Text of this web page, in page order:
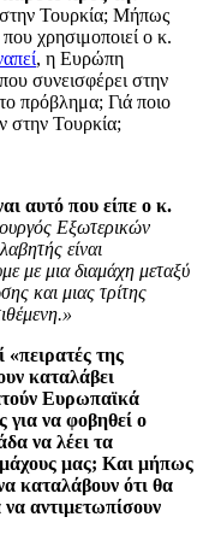
στην Τουρκία; Μήπως
χρησιμοποιεί ο κ.
, η Ευρώπη
συνεισφέρει στην
πρόβλημα; Γιά ποιο
στην Τουρκία;
αυτό που είπε ο κ.
Εξωτερικών
είναι
με μια διαμάχη μεταξύ
και μιας τρίτης
«πειρατές της
καταλάβει
Ευρωπαϊκά
για να φοβηθεί ο
να λέει τα
μας; Και μήπως
καταλάβουν ότι θα
αντιμετωπίσουν